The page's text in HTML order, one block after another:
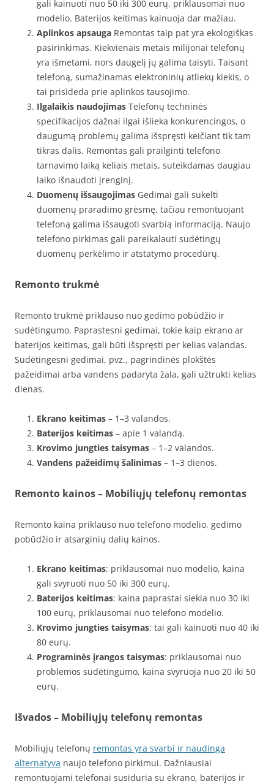
gali kainuoti nuo 50 iki 300 eurų, priklausomai nuo
modelio. Baterijos keitimas kainuoja dar mažiau.
Aplinkos apsauga Remontas taip pat yra ekologiškas
pasirinkimas. Kiekvienais metais milijonai telefonų
yra išmetami, nors daugelį jų galima taisyti. Taisant
telefoną, sumažinamas elektroninių atliekų kiekis, o
tai prisideda prie aplinkos tausojimo.
Ilgalaikis naudojimas Telefonų techninės
specifikacijos dažnai ilgai išlieka konkurencingos, o
daugumą problemų galima išspręsti keičiant tik tam
tikras dalis. Remontas gali prailginti telefono
tarnavimo laiką keliais metais, suteikdamas daugiau
laiko išnaudoti įrenginį.
Duomenų išsaugojimas Gedimai gali sukelti
duomenų praradimo grėsmę, tačiau remontuojant
telefoną galima išsaugoti svarbią informaciją. Naujo
telefono pirkimas gali pareikalauti sudėtingų
duomenų perkėlimo ir atstatymo procedūrų.
Remonto trukmė
Remonto trukmė priklauso nuo gedimo pobūdžio ir
sudėtingumo. Paprastesni gedimai, tokie kaip ekrano ar
baterijos keitimas, gali būti išspręsti per kelias valandas.
Sudėtingesni gedimai, pvz., pagrindinės plokštės
pažeidimai arba vandens padaryta žala, gali užtrukti kelias
dienas.
Ekrano keitimas – 1–3 valandos.
Baterijos keitimas – apie 1 valandą.
Krovimo jungties taisymas – 1–2 valandos.
Vandens pažeidimų šalinimas – 1–3 dienos.
Remonto kainos – Mobiliųjų telefonų remontas
Remonto kaina priklauso nuo telefono modelio, gedimo
pobūdžio ir atsarginių dalių kainos.
Ekrano keitimas: priklausomai nuo modelio, kaina
gali svyruoti nuo 50 iki 300 eurų.
Baterijos keitimas: kaina paprastai siekia nuo 30 iki
100 eurų, priklausomai nuo telefono modelio.
Krovimo jungties taisymas: tai gali kainuoti nuo 40 iki
80 eurų.
Programinės įrangos taisymas: priklausomai nuo
problemos sudėtingumo, kaina svyruoja nuo 20 iki 50
eurų.
Išvados – Mobiliųjų telefonų remontas
Mobiliųjų telefonų remontas yra svarbi ir naudinga
alternatyva naujo telefono pirkimui. Dažniausiai
remontuojami telefonai susiduria su ekrano, baterijos ir